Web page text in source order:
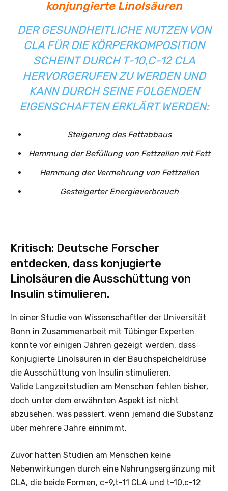
konjungierte Linolsäuren
DER GESUNDHEITLICHE NUTZEN VON
CLA FÜR DIE KÖRPERKOMPOSITION
SCHEINT DURCH T-10,C-12 CLA
HERVORGERUFEN ZU WERDEN UND
KANN DURCH SEINE FOLGENDEN
EIGENSCHAFTEN ERKLÄRT WERDEN:
Steigerung des Fettabbaus
Hemmung der Befüllung von Fettzellen mit Fett
Hemmung der Vermehrung von Fettzellen
Gesteigerter Energieverbrauch
Kritisch: Deutsche Forscher
entdecken, dass konjugierte
Linolsäuren die Ausschüttung von
Insulin stimulieren.
In einer Studie von Wissenschaftler der Universität
Bonn in Zusammenarbeit mit Tübinger Experten
konnte vor einigen Jahren gezeigt werden, dass
Konjugierte Linolsäuren in der Bauchspeicheldrüse
die Ausschüttung von Insulin stimulieren.
Valide Langzeitstudien am Menschen fehlen bisher,
doch unter dem erwähnten Aspekt ist nicht
abzusehen, was passiert, wenn jemand die Substanz
über mehrere Jahre einnimmt.
Zuvor hatten Studien am Menschen keine
Nebenwirkungen durch eine Nahrungsergänzung mit
CLA, die beide Formen, c-9,t-11 CLA und t-10,c-12